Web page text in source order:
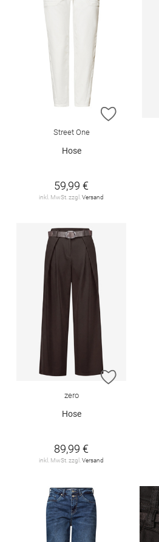
ZUR
Street One
Hose
59,99 €
inkl. MwSt. zzgl. Versand
ZUR
zero
Hose
89,99 €
inkl. MwSt. zzgl. Versand